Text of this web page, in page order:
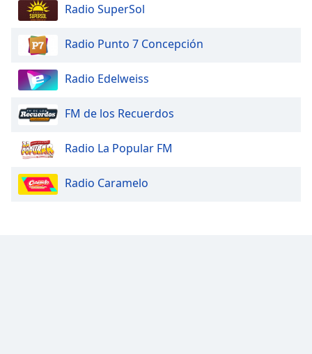
Radio SuperSol
Radio Punto 7 Concepción
Radio Edelweiss
FM de los Recuerdos
Radio La Popular FM
Radio Caramelo